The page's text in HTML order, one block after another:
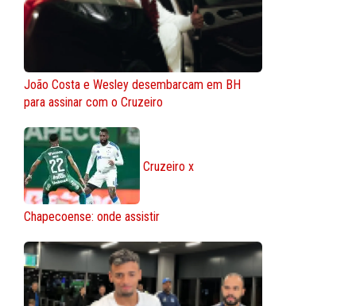
João Costa e Wesley desembarcam em BH
para assinar com o Cruzeiro
Cruzeiro x
Chapecoense: onde assistir